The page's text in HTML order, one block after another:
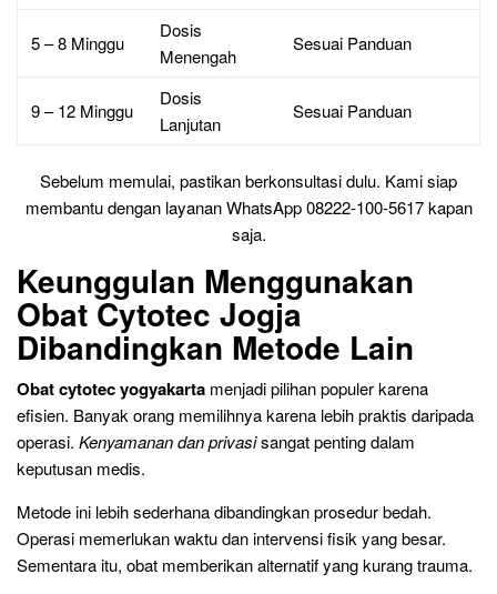
5 – 8 Minggu
Dosis
Menengah
Sesuai Panduan
9 – 12 Minggu
Dosis
Lanjutan
Sesuai Panduan
Sebelum memulai, pastikan berkonsultasi dulu. Kami siap
membantu dengan layanan WhatsApp 08222-100-5617 kapan
saja.
Keunggulan Menggunakan
Obat Cytotec Jogja
Dibandingkan Metode Lain
Obat cytotec yogyakarta menjadi pilihan populer karena
efisien. Banyak orang memilihnya karena lebih praktis daripada
operasi. Kenyamanan dan privasisangat penting dalam
keputusan medis.
Metode ini lebih sederhana dibandingkan prosedur bedah.
Operasi memerlukan waktu dan intervensi fisik yang besar.
Sementara itu, obat memberikan alternatif yang kurang trauma.